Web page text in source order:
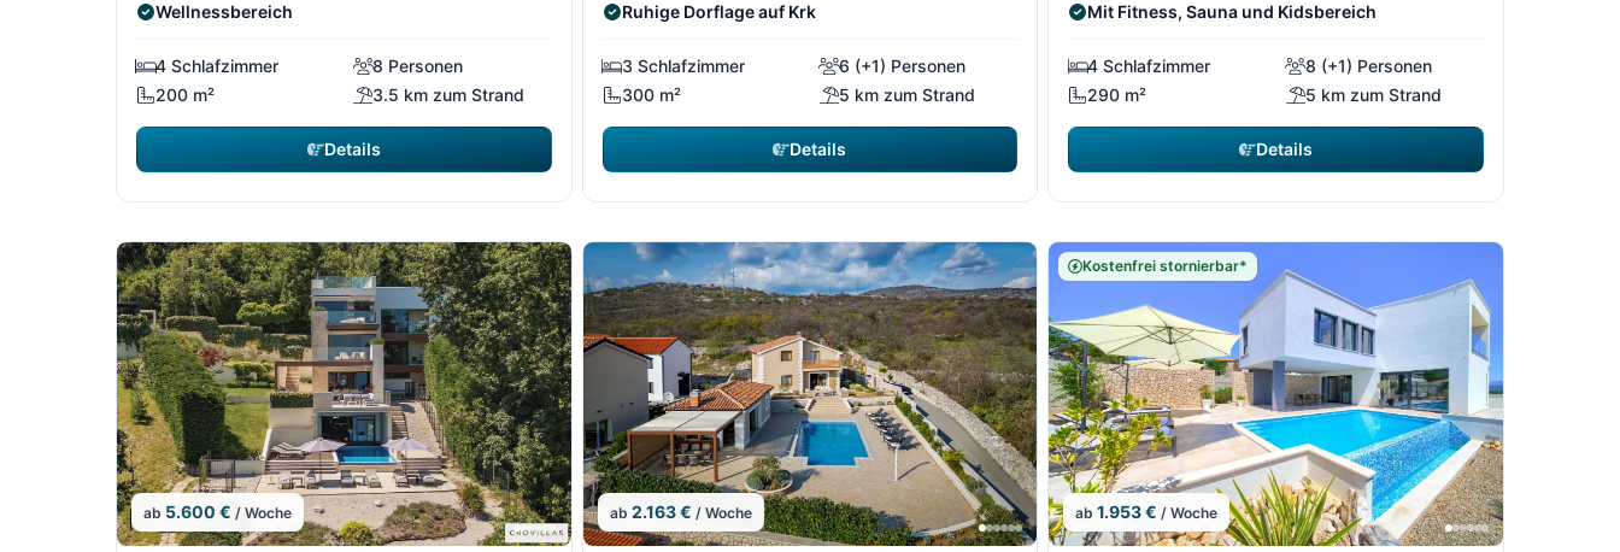
Wellnessbereich
4 Schlafzimmer
8 Personen
200 m²
3.5 km zum Strand
Details
Ruhige Dorflage auf Krk
3 Schlafzimmer
6 (+1) Personen
300 m²
5 km zum Strand
Details
Mit Fitness, Sauna und Kidsbereich
4 Schlafzimmer
8 (+1) Personen
290 m²
5 km zum Strand
Details
ab 5.600 € / Woche ab 2.163 € / Woche
Kostenfrei stornierbar*
ab1.953 € / Woche